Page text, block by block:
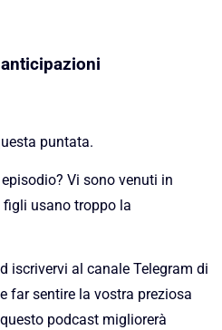
puntata.
Vi sono venuti in
figli usano troppo la
iscrivervi al canale Telegram di
far sentire la vostra preziosa
podcast migliorerà